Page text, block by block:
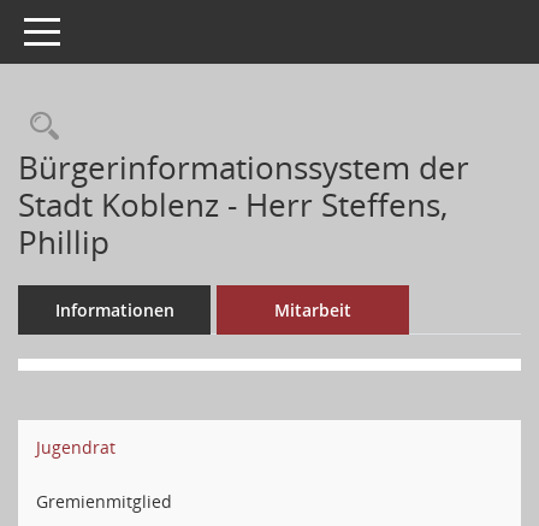
Toggle navigation
Bürgerinformationssystem der
Stadt Koblenz - Herr Steffens,
Phillip
Informationen Mitarbeit
Jugendrat
Gremienmitglied